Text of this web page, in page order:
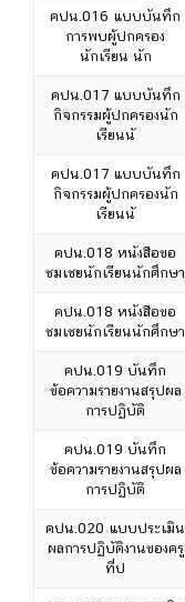
คปน.016 แบบบันทึก
การพบผู้ปกครอง
นักเรียน นัก
คปน.017 แบบบันทึก
กิจกรรมผู้ปกครองนัก
เรียนนั
คปน.017 แบบบันทึก
กิจกรรมผู้ปกครองนัก
เรียนนั
คปน.018 หนังสือขอ
ชมเชยนักเรียนนักศึกษา
คปน.018 หนังสือขอ
ชมเชยนักเรียนนักศึกษา
คปน.019 บันทึก
ข้อความรายงานสรุปผล
การปฏิบัติ
คปน.019 บันทึก
ข้อความรายงานสรุปผล
การปฏิบัติ
คปน.020 แบบประเมิน
ผลการปฏิบัติงานของครู
ที่ป